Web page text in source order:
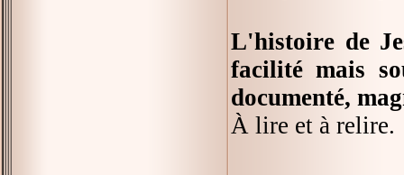
L'histoire de
facilité mais
documenté,
À lire et à relire.